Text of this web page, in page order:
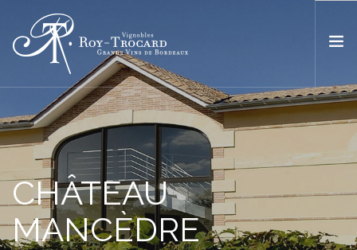
ACCUEIL
L’ESPRIT ROY TROCARD
NOS VINS
BOUTIQUE
OÙ TROUVER NOS VINS ?
ACTUALITÉS
CHÂTEAU
MANCÈDRE